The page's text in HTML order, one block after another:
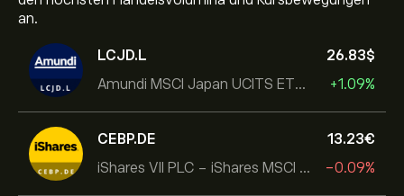
an.
LCJD.L
Amundi MSCI Japan UCITS ETF Acc
26.83‎$‎
+1.09%
CEBP.DE
iShares VII PLC - iShares MSCI EMU USD Hedged UCITS ETF
13.23‎€‎
-0.09%